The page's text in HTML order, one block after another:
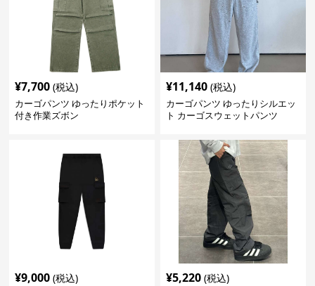
¥7,700 (税込)
カーゴパンツ ゆったりポケット
付き作業ズボン
¥11,140 (税込)
カーゴパンツ ゆったりシルエッ
ト カーゴスウェットパンツ
¥9,000 (税込) ¥5,220 (税込)